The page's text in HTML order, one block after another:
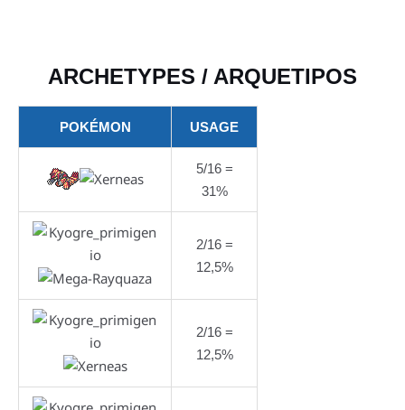
ARCHETYPES / ARQUETIPOS
POKÉMON USAGE
5/16 =
31%
2/16 =
12,5%
2/16 =
12,5%